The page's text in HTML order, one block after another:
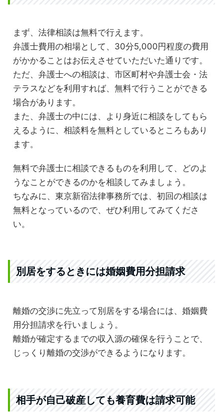
まず、法律相談は無料で行えます。
弁護士費用の相場として、30分5,000円程度の費用
がかかることはお伝えさせていただいた通りです。
ただ、弁護士への相談は、市区町村や弁護士会・法
テラスなどを利用すれば、無料で行うことができる
場合があります。
また、弁護士の中には、より身近に相談をしてもら
えるように、相談料を無料としているところもあり
ます。
無料で弁護士に相談できるものを利用して、どのよ
うなことができるのかを相談してみましょう。
ちなみに、東京新宿法律事務所では、初回の相談は
無料となっているので、ぜひ利用してみてくださ
い。
別居をするときには婚姻費用分担請求
離婚の交渉に先立って別居をする場合には、婚姻費
用分担請求を行いましょう。
離婚が確定するまでの収入源の確保を行うことで、
じっくり離婚の交渉ができるようになります。
相手が自己破産しても養育費は請求可能